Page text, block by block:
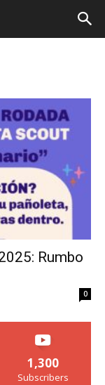
Rumbo
0
1,300
Subscribers